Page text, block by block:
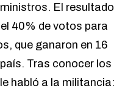
El resultado
40% de votos para
que ganaron en 16
Tras conocer los
habló a la militancia: